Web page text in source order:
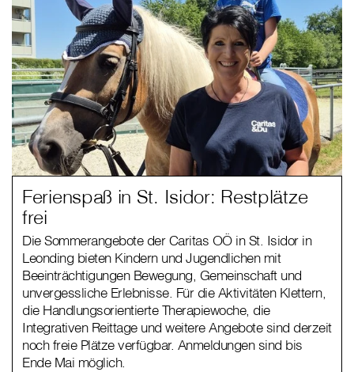
Ferienspaß in St. Isidor: Restplätze
frei
Die Sommerangebote der Caritas OÖ in St. Isidor in
Leonding bieten Kindern und Jugendlichen mit
Beeinträchtigungen Bewegung, Gemeinschaft und
unvergessliche Erlebnisse. Für die Aktivitäten Klettern,
die Handlungsorientierte Therapiewoche, die
Integrativen Reittage und weitere Angebote sind derzeit
noch freie Plätze verfügbar. Anmeldungen sind bis
Ende Mai möglich.